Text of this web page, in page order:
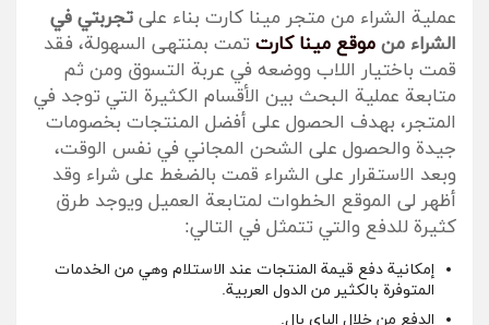
عملية الشراء من متجر مينا كارت بناء على تجربتي في
الشراء من موقع مينا كارت تمت بمنتهى السهولة، فقد
قمت باختيار اللاب ووضعه في عربة التسوق ومن ثم
متابعة عملية البحث بين الأقسام الكثيرة التي توجد في
المتجر، بهدف الحصول على أفضل المنتجات بخصومات
جيدة والحصول على الشحن المجاني في نفس الوقت،
وبعد الاستقرار على الشراء قمت بالضغط على شراء وقد
أظهر لى الموقع الخطوات لمتابعة العميل ويوجد طرق
كثيرة للدفع والتي تتمثل في التالي:
إمكانية دفع قيمة المنتجات عند الاستلام وهي من الخدمات
المتوفرة بالكثير من الدول العربية.
الدفع من خلال الباي بال.